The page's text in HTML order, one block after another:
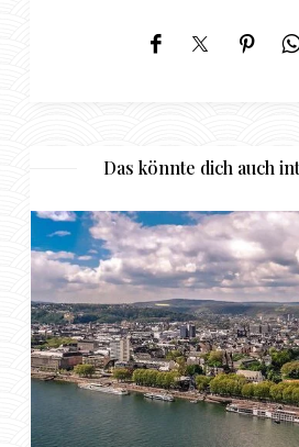
Das könnte dich auch